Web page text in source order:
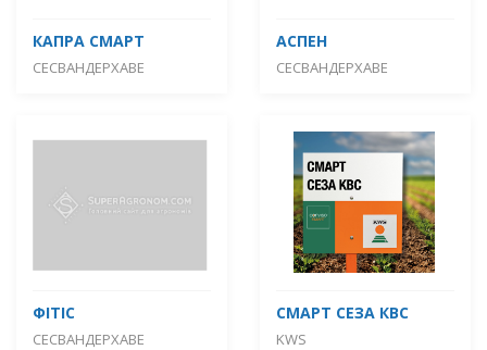
КАПРА СМАРТ
СЕСВАНДЕРХАВЕ
АСПЕН
СЕСВАНДЕРХАВЕ
ФІТІС
СЕСВАНДЕРХАВЕ
СМАРТ СЕЗА КВС
KWS